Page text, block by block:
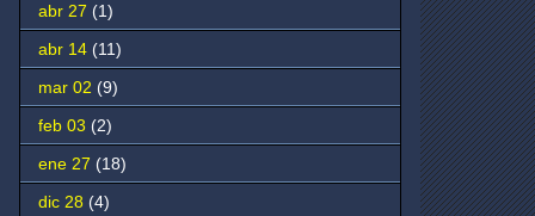
abr 27 (1)
abr 14 (11)
mar 02 (9)
feb 03 (2)
ene 27 (18)
dic 28 (4)